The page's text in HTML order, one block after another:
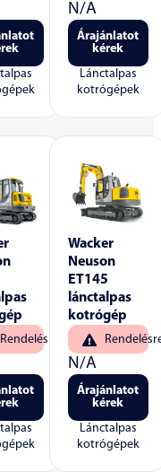
N/A
Árajánlatot
kérek
Lánctalpas
kotrógépek
Rendelésre
Wacker
Neuson
ET145
lánctalpas
kotrógép
N/A
Árajánlatot
kérek
Lánctalpas
kotrógépek